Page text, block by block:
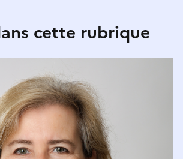
cette rubrique